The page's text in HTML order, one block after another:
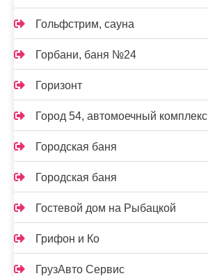
Гольфстрим, сауна
Горбани, баня №24
Горизонт
Город 54, автомоечный комплекс
Городская баня
Городская баня
Гостевой дом на Рыбацкой
Грифон и Ко
ГрузАвто Сервис